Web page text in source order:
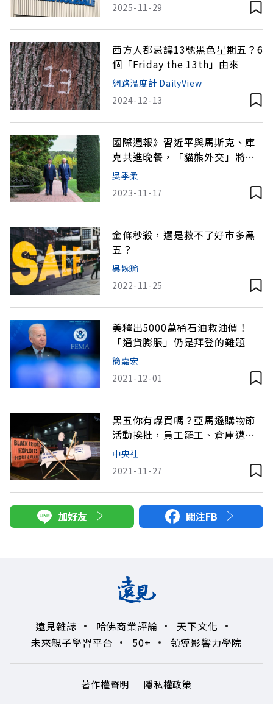
2025-11-29
西方人都忌諱13號黑色星期五？6
個「Friday the 13th」由來
網路溫度計 DailyView
2024-12-13
國際週報》習近平與馬斯克、庫
克共進晚餐，「貓熊外交」將重
啟？
吳季柔
2023-11-17
金條秒殺，還是救不了好市多黑
五？
吳婉瑜
2022-11-25
美釋出5000萬桶石油救油價！
「通貨膨脹」仍是拜登的難題
簡嘉宏
2021-12-01
黑五你有爆買嗎？亞馬遜購物節
活動挨批，員工罷工、倉庫遭封
鎖
中央社
2021-11-27
加好友 關注FB
遠見雜誌 哈佛商業評論
天下文化
未來親子學習平台
50+ 領導影響力學院
著作權聲明
隱私權政策